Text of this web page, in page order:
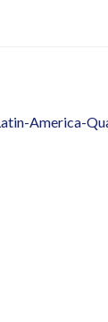
America-